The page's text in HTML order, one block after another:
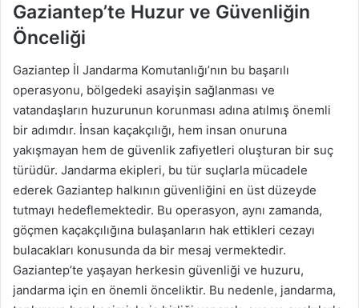
Gaziantep’te Huzur ve Güvenliğin
Önceliği
Gaziantep İl Jandarma Komutanlığı’nın bu başarılı
operasyonu, bölgedeki asayişin sağlanması ve
vatandaşların huzurunun korunması adına atılmış önemli
bir adımdır. İnsan kaçakçılığı, hem insan onuruna
yakışmayan hem de güvenlik zafiyetleri oluşturan bir suç
türüdür. Jandarma ekipleri, bu tür suçlarla mücadele
ederek Gaziantep halkının güvenliğini en üst düzeyde
tutmayı hedeflemektedir. Bu operasyon, aynı zamanda,
göçmen kaçakçılığına bulaşanların hak ettikleri cezayı
bulacakları konusunda da bir mesaj vermektedir.
Gaziantep’te yaşayan herkesin güvenliği ve huzuru,
jandarma için en önemli önceliktir. Bu nedenle, jandarma,